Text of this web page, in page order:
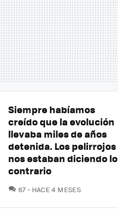
Siempre habíamos
creído que la evolución
llevaba miles de años
detenida. Los pelirrojos
nos estaban diciendo lo
contrario
67COMENTARIOS
HACE 4 MESES